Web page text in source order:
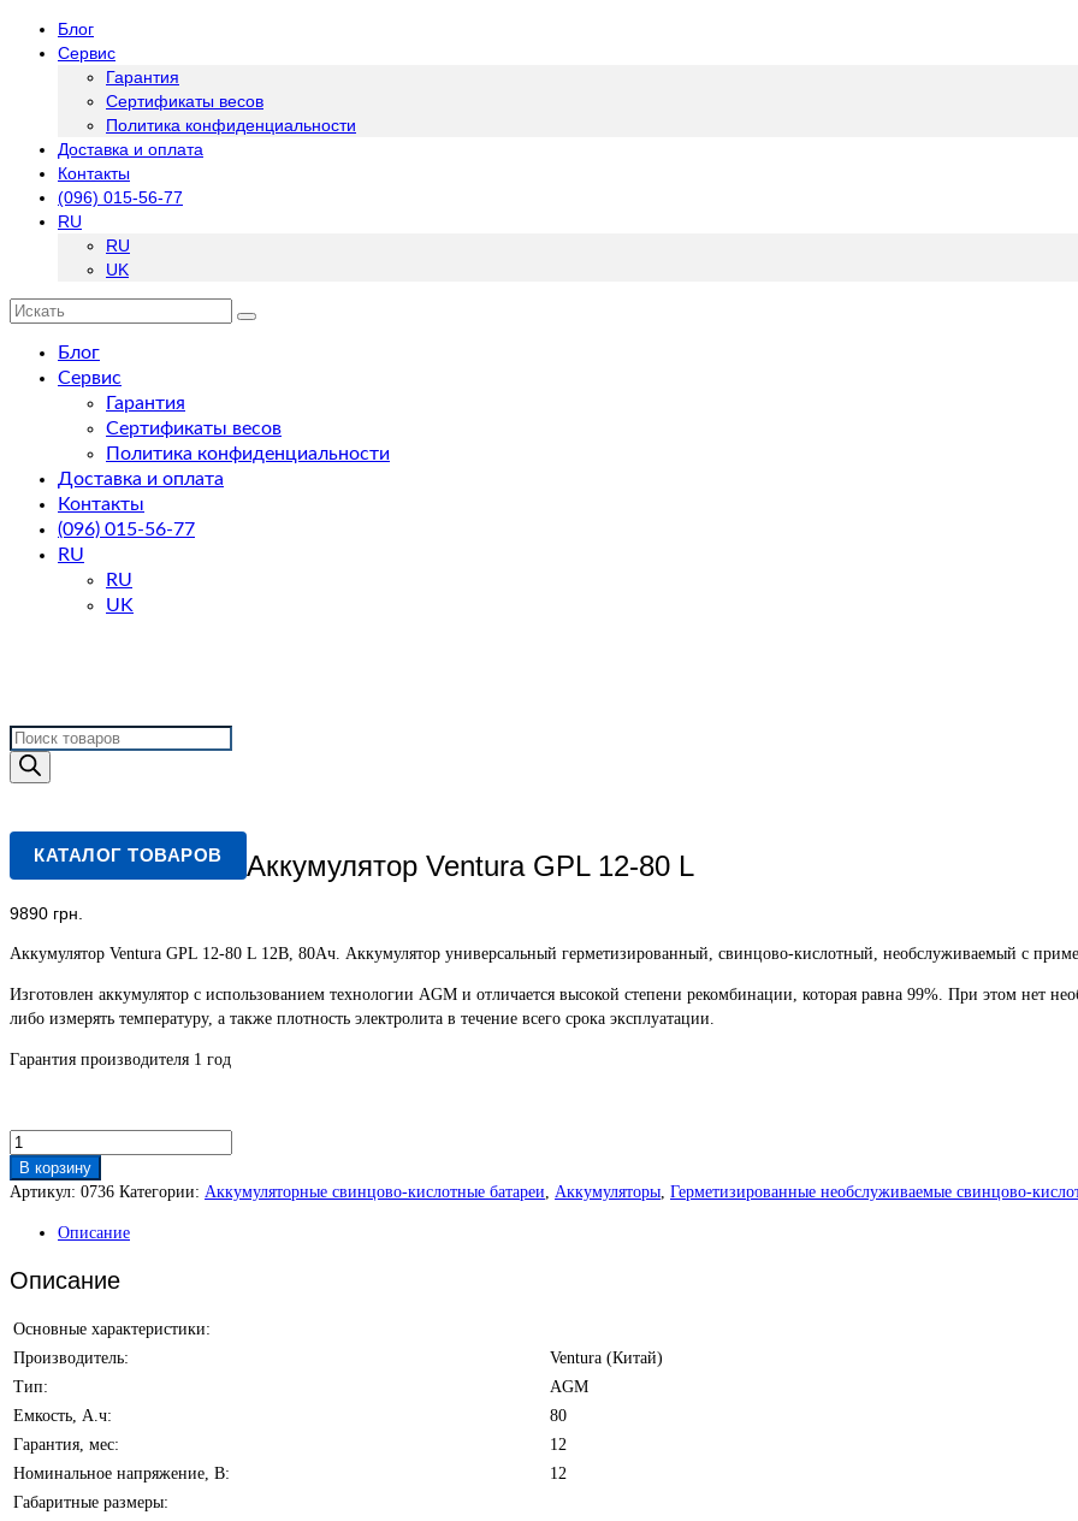
Блог
Сервис
Гарантия
Сертификаты весов
Политика конфиденциальности
Доставка и оплата
Контакты
(096) 015-56-77
RU
RU
UK
Искать:
Блог
Сервис
Гарантия
Сертификаты весов
Политика конфиденциальности
Доставка и оплата
Контакты
(096) 015-56-77
RU
RU
UK
Поиск
товаров
КАТАЛОГ ТОВАРОВ Аккумулятор Ventura GPL 12-80 L
9890 грн.
Аккумулятор Ventura GPL 12-80 L 12В, 80Ач. Аккумулятор универсальный герметизированный, свинцово-кислотный, необслуживаемый с
Изготовлен аккумулятор с использованием технологии AGM и отличается высокой степени рекомбинации, которая равна 99%. При этом нет
либо измерять температуру, а также плотность электролита в течение всего срока эксплуатации.
Гарантия производителя 1 год
Количество
товара
Аккумулятор
80
В корзину
Артикул: 0736 Категории: Аккумуляторные свинцово-кислотные батареи, Аккумуляторы, Герметизированные необслуживаемые свинцово-
Описание
Описание
Основные характеристики:
Производитель:
Ventura (Китай)
Тип:
AGM
Емкость, А.ч:
80
Гарантия, мес:
12
Номинальное напряжение, В:
12
Габаритные размеры: